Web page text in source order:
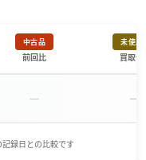
中古品
前回比
未使用
買取価
－ －
録日との比較です